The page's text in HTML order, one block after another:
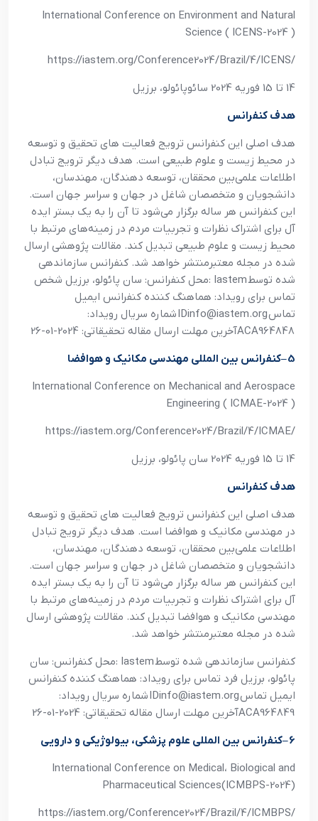
International Conference on Environment and Natural
Science ( ICENS-2024 )
https://iastem.org/Conference2024/Brazil/4/ICENS/
14 تا 15 فوريه 2024 سائوپائولو، برزيل
هدف کنفرانس
هدف اصلي اين کنفرانس ترويج فعاليت هاي تحقيق و توسعه
در محيط زيست و علوم طبيعي است. هدف ديگر ترويج تبادل
اطلاعات علمي‌بين محققان، توسعه دهندگان، مهندسان،
دانشجويان و متخصصان شاغل در جهان و سراسر جهان است.
اين کنفرانس هر ساله برگزار مي‌شود تا آن را به يک بستر ايده
آل براي اشتراک نظرات و تجربيات مردم در زمينه‌هاي مرتبط با
محيط زيست و علوم طبيعي تبديل کند. مقالات پژوهشي ارسال
شده در مجله معتبرمنتشر خواهد شد. کنفرانس سازماندهي
شده توسط: Iastemمحل کنفرانس: سان پائولو، برزيل شخص
تماس براي رويداد: هماهنگ کننده کنفرانس ايميل
تماسIDinfo@iastem.orgشماره سريال رويداد:
ACA964848آخرين مهلت ارسال مقاله تحقيقاتي: 2024-01-26
5
–کنفرانس بين المللي مهندسي مکانيک و هوافضا
International Conference on Mechanical and Aerospace
Engineering ( ICMAE-2024 )
https://iastem.org/Conference2024/Brazil/4/ICMAE/
14 تا 15 فوريه 2024 سان پائولو، برزيل
هدف کنفرانس
هدف اصلي اين کنفرانس ترويج فعاليت هاي تحقيق و توسعه
در مهندسي مکانيک و هوافضا است. هدف ديگر ترويج تبادل
اطلاعات علمي‌بين محققان، توسعه دهندگان، مهندسان،
دانشجويان و متخصصان شاغل در جهان و سراسر جهان است.
اين کنفرانس هر ساله برگزار مي‌شود تا آن را به يک بستر ايده
آل براي اشتراک نظرات و تجربيات مردم در زمينه‌هاي مرتبط با
مهندسي مکانيک و هوافضا تبديل کند. مقالات پژوهشي ارسال
شده در مجله معتبرمنتشر خواهد شد.
کنفرانس سازماندهي شده توسط: Iastemمحل کنفرانس: سان
پائولو، برزيل فرد تماس براي رويداد: هماهنگ کننده کنفرانس
ايميل تماسIDinfo@iastem.orgشماره سريال رويداد:
ACA964849آخرين مهلت ارسال مقاله تحقيقاتي: 2024-01-26
6
–کنفرانس بين المللي علوم پزشکي، بيولوژيکي و دارويي
International Conference on Medical، Biological and
Pharmaceutical Sciences(ICMBPS-2024)
https://iastem.org/Conference2024/Brazil/4/ICMBPS/